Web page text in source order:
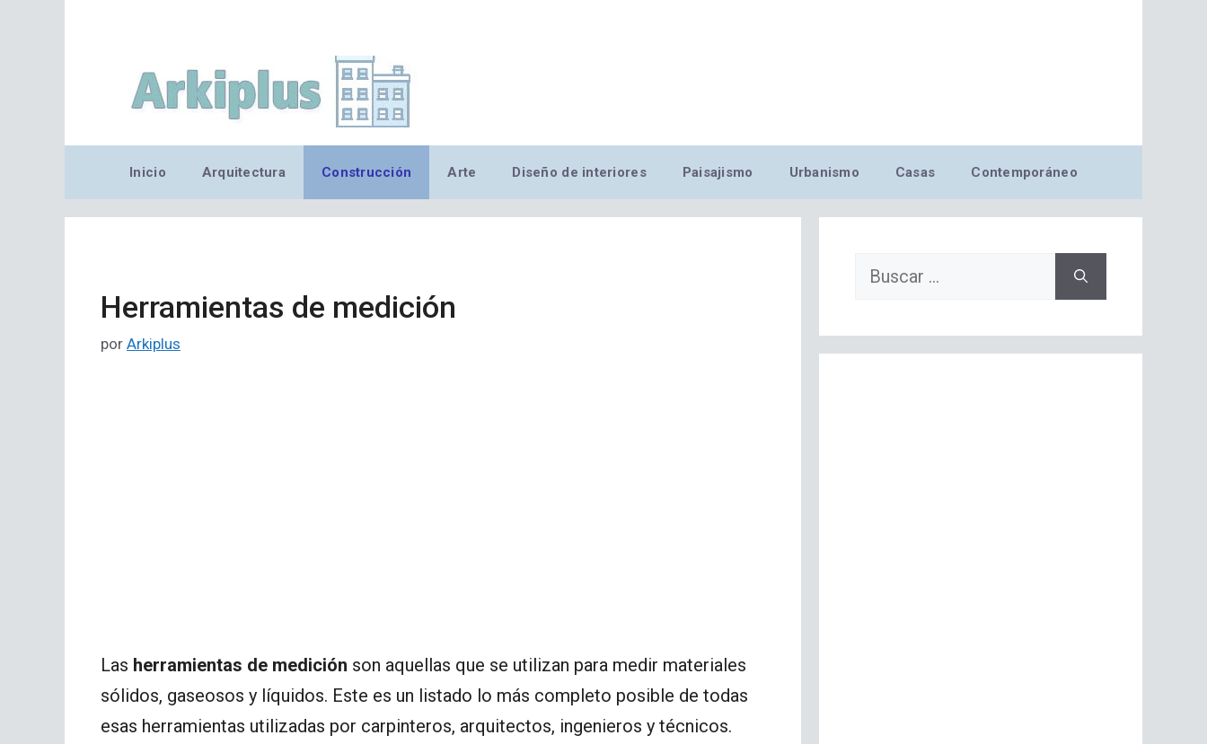
Inicio Arquitectura Construcción Arte Diseño de interiores Paisajismo Urbanismo Casas Contemporáneo
Herramientas de medición
por Arkiplus
Las herramientas de medición son aquellas que se utilizan para medir materiales
sólidos, gaseosos y líquidos. Este es un listado lo más completo posible de todas
esas herramientas utilizadas por carpinteros, arquitectos, ingenieros y técnicos.
Buscar: